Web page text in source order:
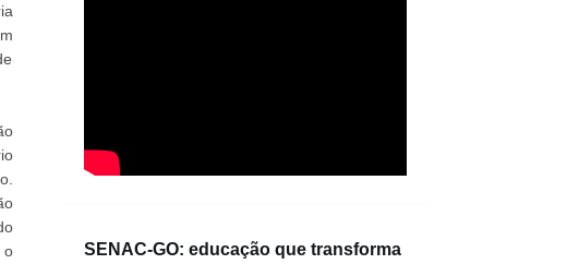
o
SENAC-GO: educação que transforma